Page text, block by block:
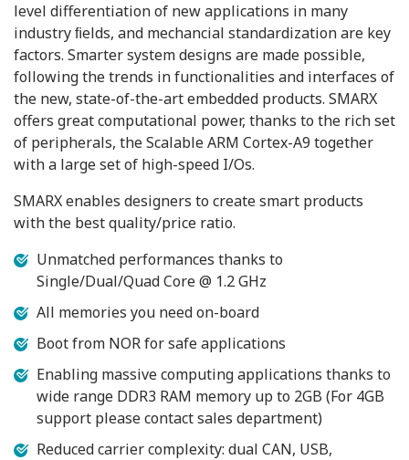
level differentiation of new applications in many
industry ﬁelds, and mechancial standardization are key
factors. Smarter system designs are made possible,
following the trends in functionalities and interfaces of
the new, state-of-the-art embedded products. SMARX
offers great computational power, thanks to the rich set
of peripherals, the Scalable ARM Cortex-A9 together
with a large set of high-speed I/Os.
SMARX enables designers to create smart products
with the best quality/price ratio.
Unmatched performances thanks to
Single/Dual/Quad Core @ 1.2 GHz
All memories you need on-board
Boot from NOR for safe applications
Enabling massive computing applications thanks to
wide range DDR3 RAM memory up to 2GB (For 4GB
support please contact sales department)
Reduced carrier complexity: dual CAN, USB,